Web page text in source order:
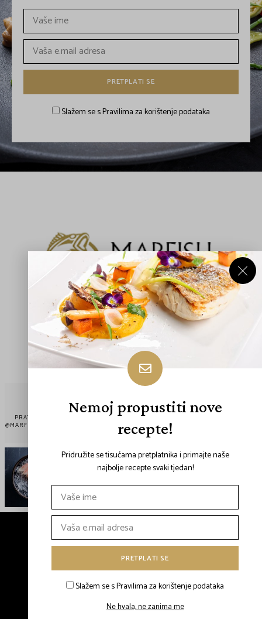
Slažem se s Pravilima za korištenje podataka
PRATITE NAS
@MARFISHSEABASS
Copyright © 2024 MARFISH
by iqdigital
Pretraži Recepte
Marfish Kuharice
Nemoj propustiti nove
recepte!
Pridružite se tisućama pretplatnika i primajte naše
najbolje recepte svaki tjedan!
Slažem se s Pravilima za korištenje podataka
Ne hvala, ne zanima me